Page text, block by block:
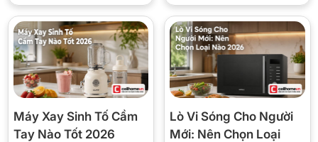
Công suất 80W
Sải cánh 40 cm (5 cánh)
Lưu lượng gió 106 m³/phút
Bảo hành Chính hãng Asiavina
Máy Xay Sinh Tố Cầm
Tay Nào Tốt 2026
Lò Vi Sóng Cho Người
Mới: Nên Chọn Loại